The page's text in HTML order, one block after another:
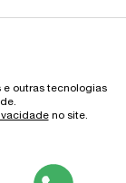
e outras tecnologias
no site.